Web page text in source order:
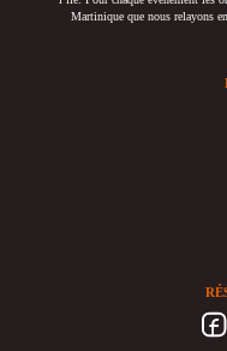
Martinique que nous relayons